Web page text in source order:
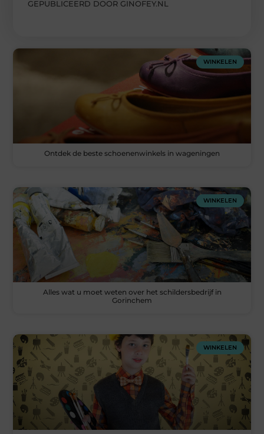
GEPUBLICEERD DOOR GINOFEY.NL
WINKELEN
Ontdek de beste schoenenwinkels in wageningen
WINKELEN
Alles wat u moet weten over het schildersbedrijf in
Gorinchem
WINKELEN